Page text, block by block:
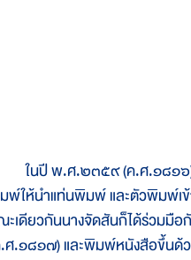
ในปี พ.ศ.๒๓๕๙ (ค.ศ.๑๘๑๖) นั้
พ์ให้นำแท่นพิมพ์ และตัวพิมพ์เข้
ะเดียวกันนางจัดสันก็ได้ร่วมมื
ศ.๑๘๑๗) และพิมพ์หนังสือขึ้นด้ว